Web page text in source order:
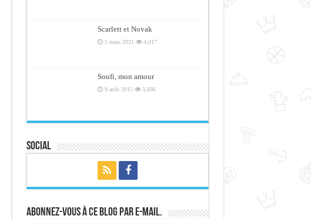
Scarlett et Novak
5 mars 2021 4,017
Soufi, mon amour
9 août 2015 3,696
Social
Abonnez-vous à ce blog par e-mail.